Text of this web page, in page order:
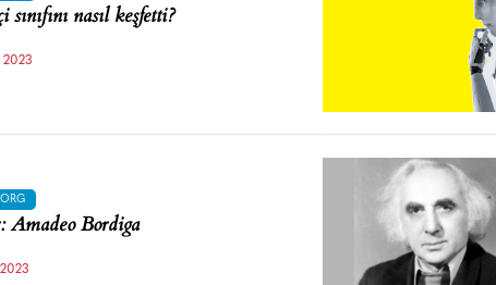
nasıl keşfetti?
2023
Amadeo Bordiga